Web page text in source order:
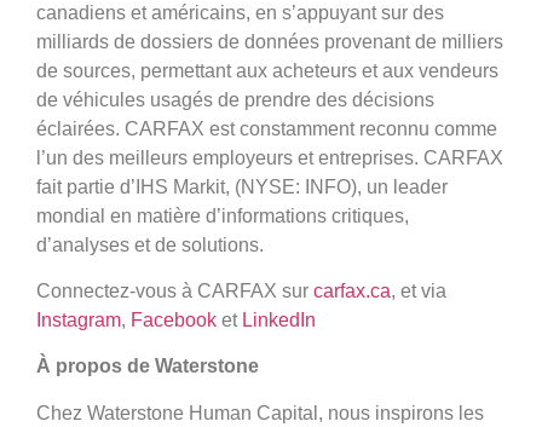
canadiens et américains, en s’appuyant sur des
milliards de dossiers de données provenant de milliers
de sources, permettant aux acheteurs et aux vendeurs
de véhicules usagés de prendre des décisions
éclairées. CARFAX est constamment reconnu comme
l’un des meilleurs employeurs et entreprises. CARFAX
fait partie d’IHS Markit, (NYSE: INFO), un leader
mondial en matière d’informations critiques,
d’analyses et de solutions.
Connectez-vous à CARFAX sur carfax.ca, et via
Instagram, Facebook et LinkedIn
À propos de Waterstone
Chez Waterstone Human Capital, nous inspirons les